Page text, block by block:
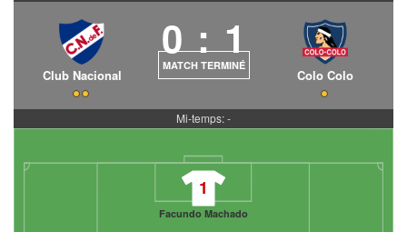
Club Nacional
0 : 1
MATCH TERMINÉ
Colo Colo
Mi-temps: -
1
Facundo Machado